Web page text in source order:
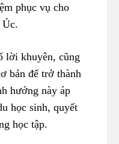
phục vụ cho
Úc.
lời khuyên, cũng
bản để trở thành
hướng này áp
học sinh, quyết
học tập.